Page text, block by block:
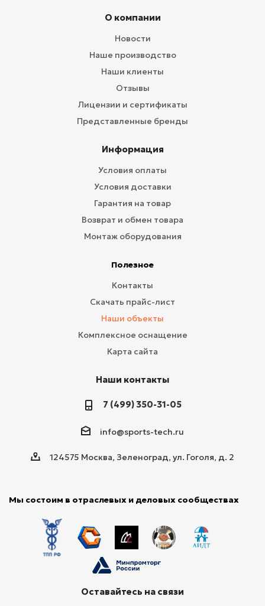
О компании
Новости
Наше производство
Наши клиенты
Отзывы
Лицензии и сертификаты
Представленные бренды
Информация
Условия оплаты
Условия доставки
Гарантия на товар
Возврат и обмен товара
Монтаж оборудования
Полезное
Контакты
Скачать прайс-лист
Наши объекты
Комплексное оснащение
Карта сайта
Наши контакты
7 (499) 350-31-05
info@sports-tech.ru
124575 Москва, Зеленоград, ул. Гоголя, д. 2
Мы состоим в отраслевых и деловых сообществах
Оставайтесь на связи